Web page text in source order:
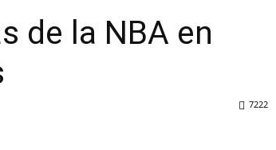
de la NBA en
7222